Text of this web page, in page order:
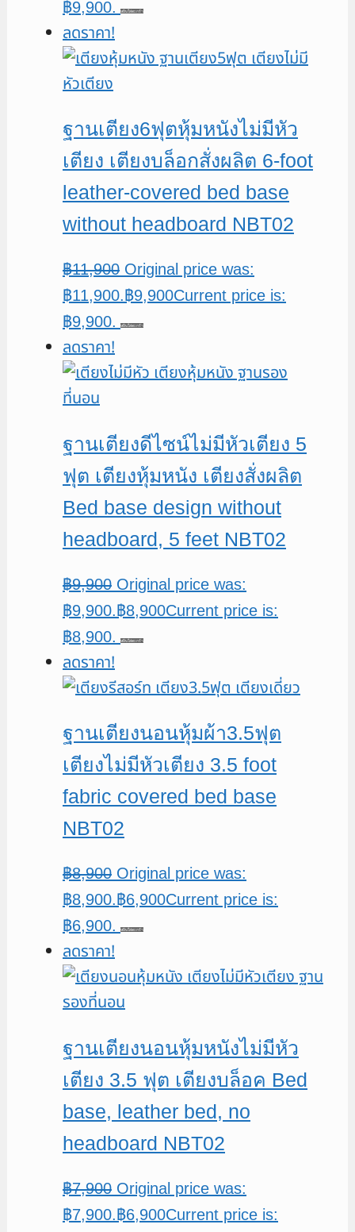
฿9,900.
หยิบใส่ตะกร้า
ลดราคา!
ฐานเตียง6ฟุตหุ้มหนังไม่มีหัว
เตียง เตียงบล็อกสั่งผลิต 6-foot
leather-covered bed base
without headboard NBT02
฿11,900 Original price was:
฿11,900.฿9,900Current price is:
฿9,900.
หยิบใส่ตะกร้า
ลดราคา!
ฐานเตียงดีไซน์ไม่มีหัวเตียง 5
ฟุต เตียงหุ้มหนัง เตียงสั่งผลิต
Bed base design without
headboard, 5 feet NBT02
฿9,900 Original price was:
฿9,900.฿8,900Current price is:
฿8,900.
หยิบใส่ตะกร้า
ลดราคา!
ฐานเตียงนอนหุ้มผ้า3.5ฟุต
เตียงไม่มีหัวเตียง 3.5 foot
fabric covered bed base
NBT02
฿8,900 Original price was:
฿8,900.฿6,900Current price is:
฿6,900.
หยิบใส่ตะกร้า
ลดราคา!
ฐานเตียงนอนหุ้มหนังไม่มีหัว
เตียง 3.5 ฟุต เตียงบล็อค Bed
base, leather bed, no
headboard NBT02
฿7,900 Original price was:
฿7,900.฿6,900Current price is: